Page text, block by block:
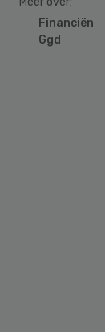
Financiën
Ggd